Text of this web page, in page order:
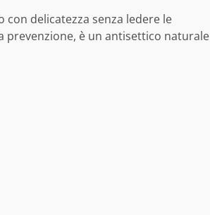
con delicatezza senza ledere le
prevenzione, è un antisettico naturale